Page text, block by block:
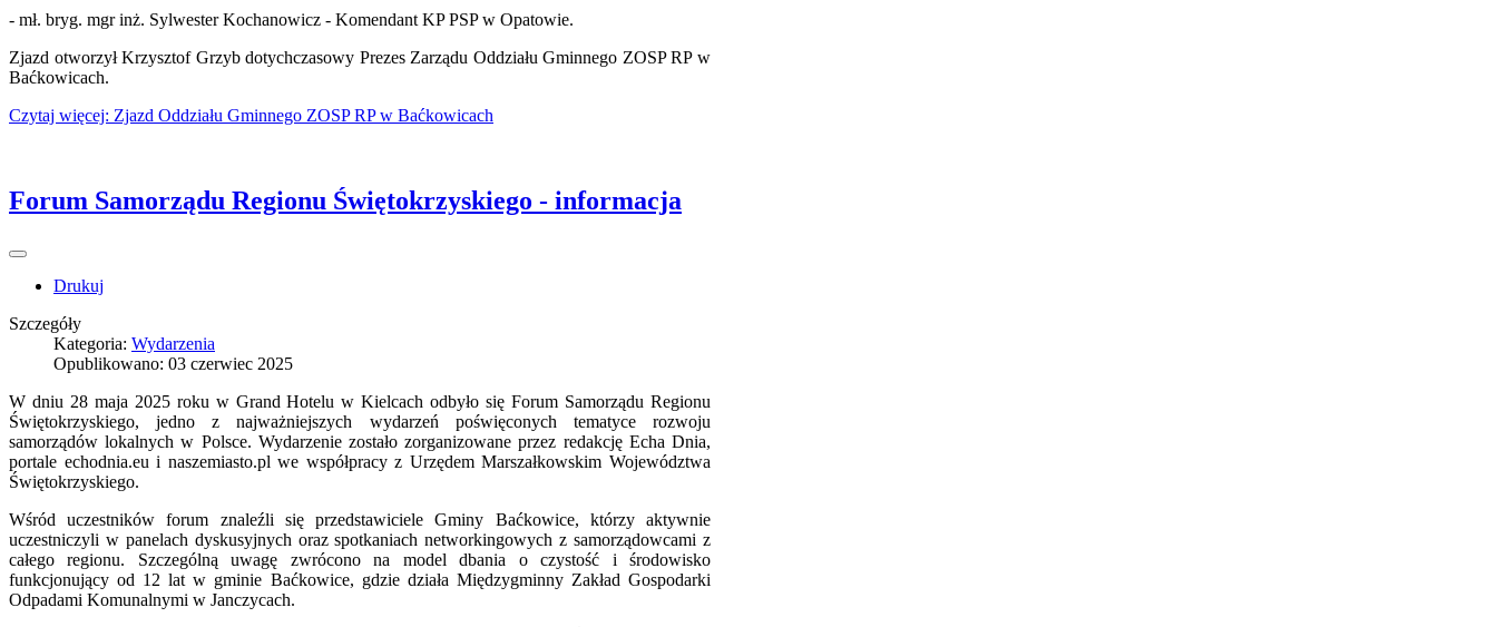
- mł. bryg. mgr inż. Sylwester Kochanowicz - Komendant KP PSP w Opatowie.
Zjazd otworzył Krzysztof Grzyb dotychczasowy Prezes Zarządu Oddziału Gminnego ZOSP RP w
Baćkowicach.
Czytaj więcej: Zjazd Oddziału Gminnego ZOSP RP w Baćkowicach
Forum Samorządu Regionu Świętokrzyskiego - informacja
Drukuj
Szczegóły
Kategoria: Wydarzenia
Opublikowano: 03 czerwiec 2025
W dniu 28 maja 2025 roku w Grand Hotelu w Kielcach odbyło się Forum Samorządu Regionu
Świętokrzyskiego, jedno z najważniejszych wydarzeń poświęconych tematyce rozwoju
samorządów lokalnych w Polsce. Wydarzenie zostało zorganizowane przez redakcję Echa Dnia,
portale echodnia.eu i naszemiasto.pl we współpracy z Urzędem Marszałkowskim Województwa
Świętokrzyskiego.
Wśród uczestników forum znaleźli się przedstawiciele Gminy Baćkowice, którzy aktywnie
uczestniczyli w panelach dyskusyjnych oraz spotkaniach networkingowych z samorządowcami z
całego regionu.
Szczególną uwagę zwrócono na model dbania o czystość i środowisko
funkcjonujący od 12 lat w gminie Baćkowice, gdzie działa Międzygminny Zakład Gospodarki
Odpadami Komunalnymi w Janczycach.